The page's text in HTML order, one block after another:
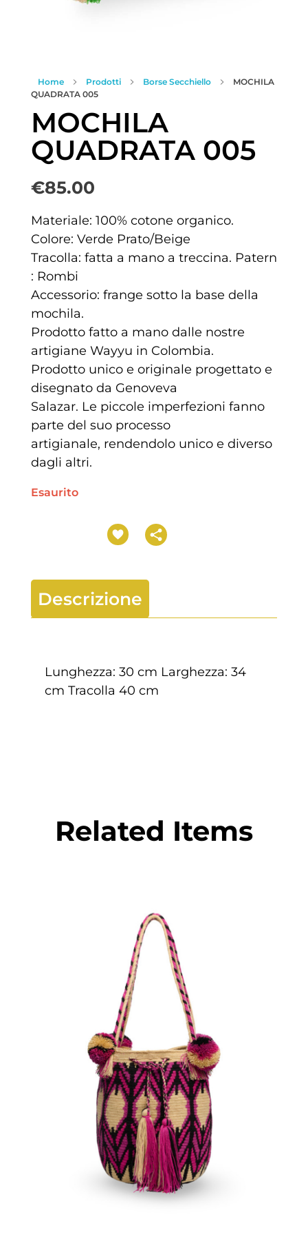
Home Prodotti Borse Secchiello
MOCHILA
QUADRATA 005
MOCHILA
QUADRATA 005
€85.00
Materiale: 100% cotone organico.
Colore: Verde Prato/Beige
Tracolla: fatta a mano a treccina. Patern
: Rombi
Accessorio: frange sotto la base della
mochila.
Prodotto fatto a mano dalle nostre
artigiane Wayyu in Colombia.
Prodotto unico e originale progettato e
disegnato da Genoveva
Salazar. Le piccole imperfezioni fanno
parte del suo processo
artigianale, rendendolo unico e diverso
dagli altri.
Esaurito
Descrizione
Lunghezza: 30 cm Larghezza: 34
cm Tracolla 40 cm
Related Items
€120.00
Aggiungi
al carrello